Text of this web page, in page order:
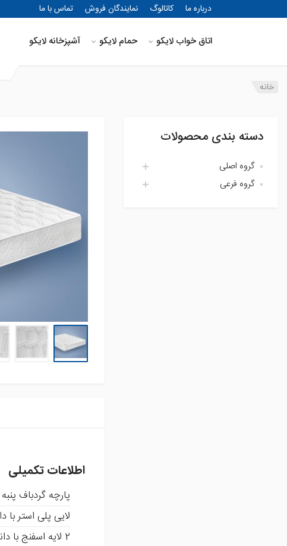
درباره ما کاتالوگ نمایندگان فروش تماس با ما
اتاق خواب لایکو حمام لایکو آشپزخانه لایکو
خانه
دسته بندی محصولات
گروه اصلی
اتاق خواب لایکوگروه فرعی
اطلاعات تکمیلی
پارچه گردباف
لایی پلی استر با
2 لایه اسفنج با دانسیته 30 کیلوگرم